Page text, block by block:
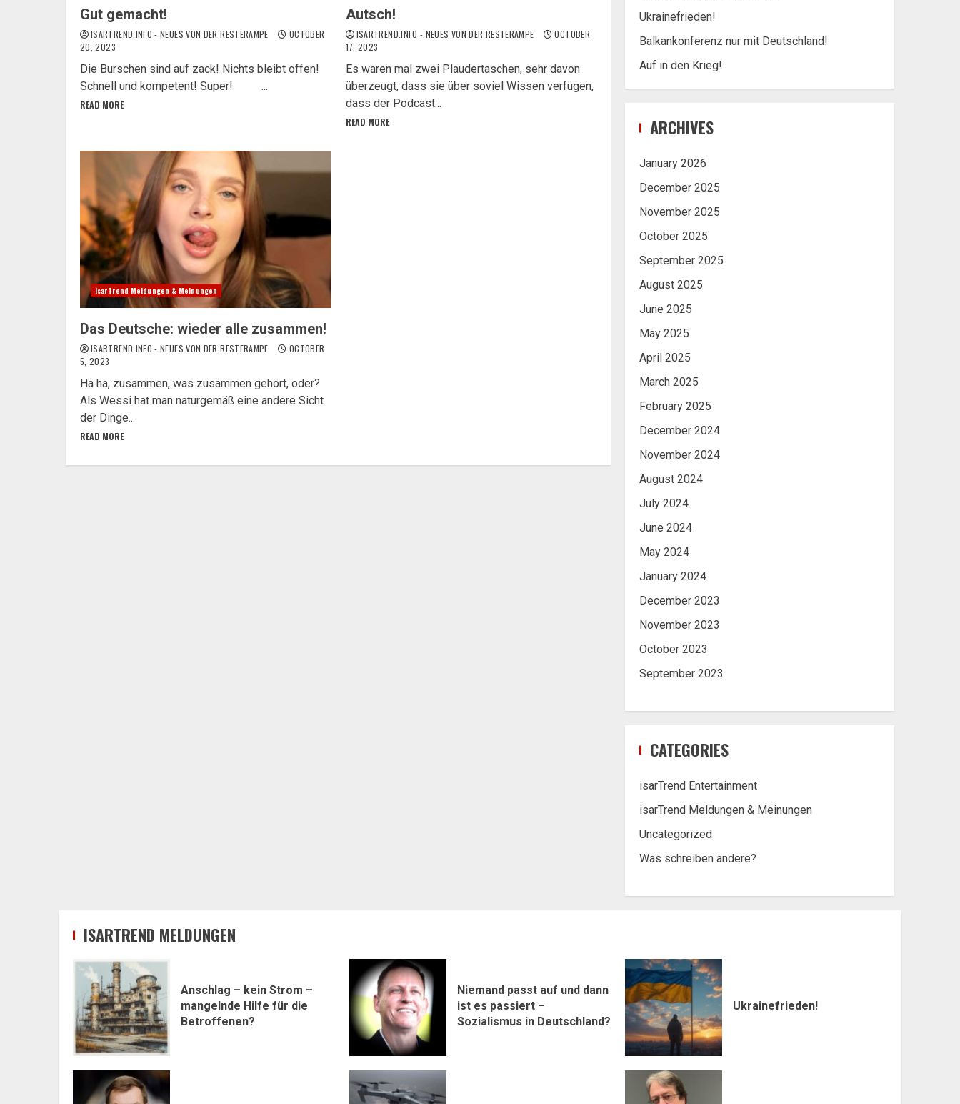
Gut gemacht!
ISARTREND.INFO - NEUES VON DER RESTERAMPE
OCTOBER
20, 2023
Die Burschen sind auf zack! Nichts bleibt offen!
Schnell und kompetent! Super! ...
READ MORE
Autsch!
ISARTREND.INFO - NEUES VON DER RESTERAMPE
OCTOBER
17, 2023
Es waren mal zwei Plaudertaschen, sehr davon
überzeugt, dass sie über soviel Wissen verfügen,
dass der Podcast...
READ MORE
isarTrend Meldungen & Meinungen
Das Deutsche: wieder alle zusammen!
ISARTREND.INFO - NEUES VON DER RESTERAMPE
OCTOBER
5, 2023
Ha ha, zusammen, was zusammen gehört, oder?
Als Wessi hat man naturgemäß eine andere Sicht
der Dinge...
READ MORE
Ukrainefrieden!
Balkankonferenz nur mit Deutschland!
Auf in den Krieg!
ARCHIVES
January 2026
December 2025
November 2025
October 2025
September 2025
August 2025
June 2025
May 2025
April 2025
March 2025
February 2025
December 2024
November 2024
August 2024
July 2024
June 2024
May 2024
January 2024
December 2023
November 2023
October 2023
September 2023
CATEGORIES
isarTrend Entertainment
isarTrend Meldungen & Meinungen
Uncategorized
Was schreiben andere?
ISARTREND MELDUNGEN
Anschlag – kein Strom –
mangelnde Hilfe für die
Betroffenen?
Niemand passt auf und dann
ist es passiert –
Sozialismus in Deutschland?
Ukrainefrieden!